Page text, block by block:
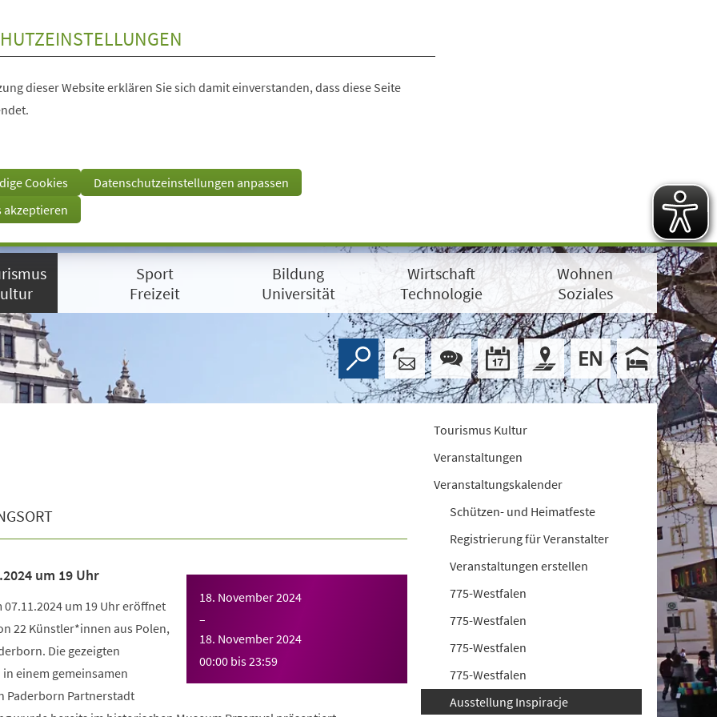
dieser Website erklären Sie sich damit einverstanden, dass diese Seite
Cookies
Datenschutzeinstellungen anpassen
akzeptieren
Sport
Freizeit
Bildung
Universität
Wirtschaft
Technologie
Wohnen
Soziales
18. November 2024
–
18. November 2024
00:00 bis23:59
um 19 Uhr
um 19 Uhr eröffnet
22 Künstler*innen aus Polen,
Die gezeigten
einem gemeinsamen
Paderborn Partnerstadt
Tourismus Kultur
Veranstaltungen
Veranstaltungskalender
Schützen- und Heimatfeste
Registrierung für Veranstalter
Veranstaltungen erstellen
775-Westfalen
775-Westfalen
775-Westfalen
775-Westfalen
Ausstellung Inspiracje